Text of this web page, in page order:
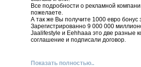
Все подробности о рекламной
пожелаете.
А так же Вы получите 1000 евро бонус
Зарегистрированно 9 000 000
Jaalifestyle и Eehhaaa это две разные
соглашение и подписали договор.
Показать полностью..